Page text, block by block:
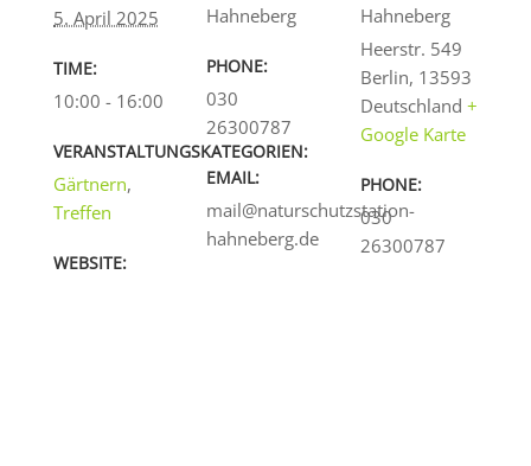
5. April 2025
TIME:
10:00 - 16:00
VERANSTALTUNGSKATEGORIEN:
Gärtnern,
Treffen
WEBSITE:
Hahneberg
PHONE:
030
26300787
EMAIL:
mail@naturschutzstation-
hahneberg.de
Hahneberg
Heerstr. 549
Berlin, 13593
Deutschland +
Google Karte
PHONE:
030
26300787